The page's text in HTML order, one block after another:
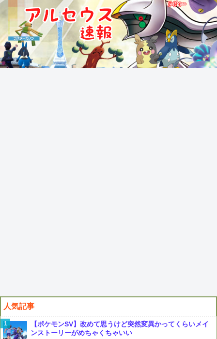
人気記事
【ポケモンSV】改めて思うけど突然変異かってくらいメイ
ンストーリーがめちゃくちゃいい